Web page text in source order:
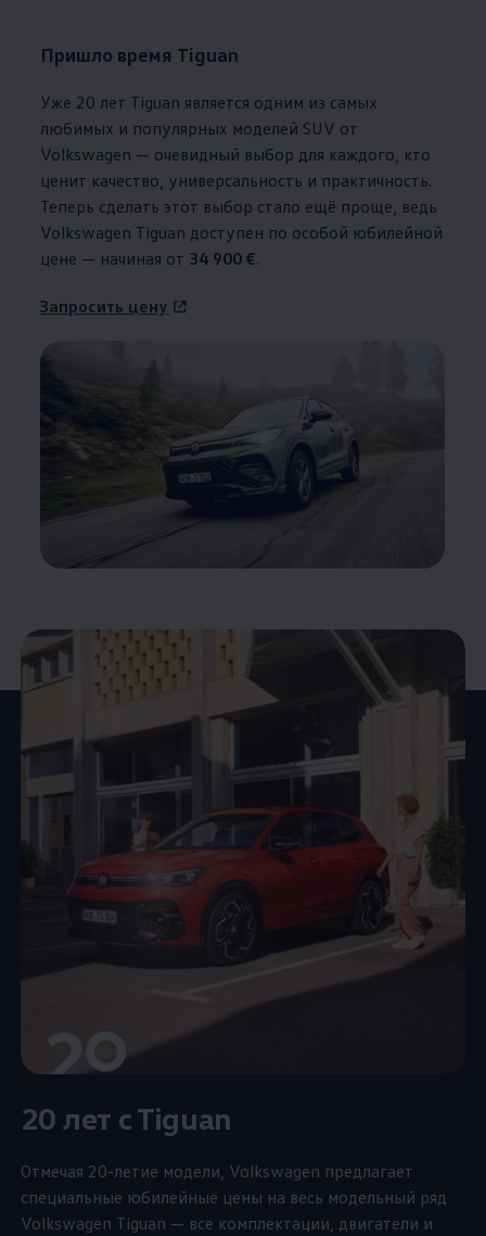
Пришло время Tiguan
Уже 20 лет Tiguan является одним из самых
любимых и популярных моделей SUV от
Volkswagen — очевидный выбор для каждого, кто
ценит качество, универсальность и практичность.
Теперь сделать этот выбор стало ещё проще, ведь
Volkswagen Tiguan доступен по особой юбилейной
цене — начиная от 34 900 €.
Запросить цену
20 лет c Tiguan
Отмечая 20-летие модели, Volkswagen предлагает
специальные юбилейные цены на весь модельный ряд
Volkswagen Tiguan — все комплектации, двигатели и